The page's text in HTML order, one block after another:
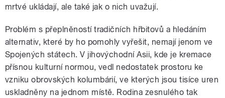
mrtvé ukládají, ale také jak o nich uvažují.
Problém s přeplněností tradičních hřbitovů a hledáním
alternativ, které by ho pomohly vyřešit, nemají jenom ve
Spojených státech. V jihovýchodní Asii, kde je kremace
přísnou kulturní normou, vedl nedostatek prostoru ke
vzniku obrovských kolumbárií, ve kterých jsou tisíce uren
uskladněny na jednom místě. Rodina zesnulého tak